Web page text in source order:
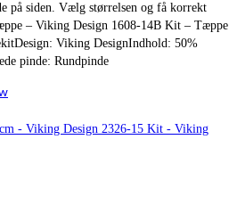
på siden. Vælg størrelsen og få korrekt
– Viking Design 1608-14B Kit – Tæppe
Viking DesignIndhold: 50%
pinde: Rundpinde